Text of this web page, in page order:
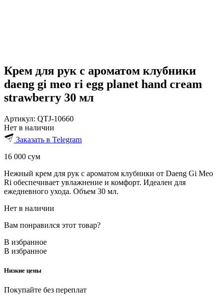
Крем для рук с ароматом клубники
daeng gi meo ri egg planet hand cream
strawberry 30 мл
Артикул: QTJ-10660
Нет в наличии
Заказать в Telegram
16 000 сум
Нежный крем для рук с ароматом клубники от Daeng Gi Meo
Ri обеспечивает увлажнение и комфорт. Идеален для
ежедневного ухода. Объем 30 мл.
Нет в наличии
Вам понравился этот товар?
В избранное
В избранное
Низкие цены
Покупайте без переплат